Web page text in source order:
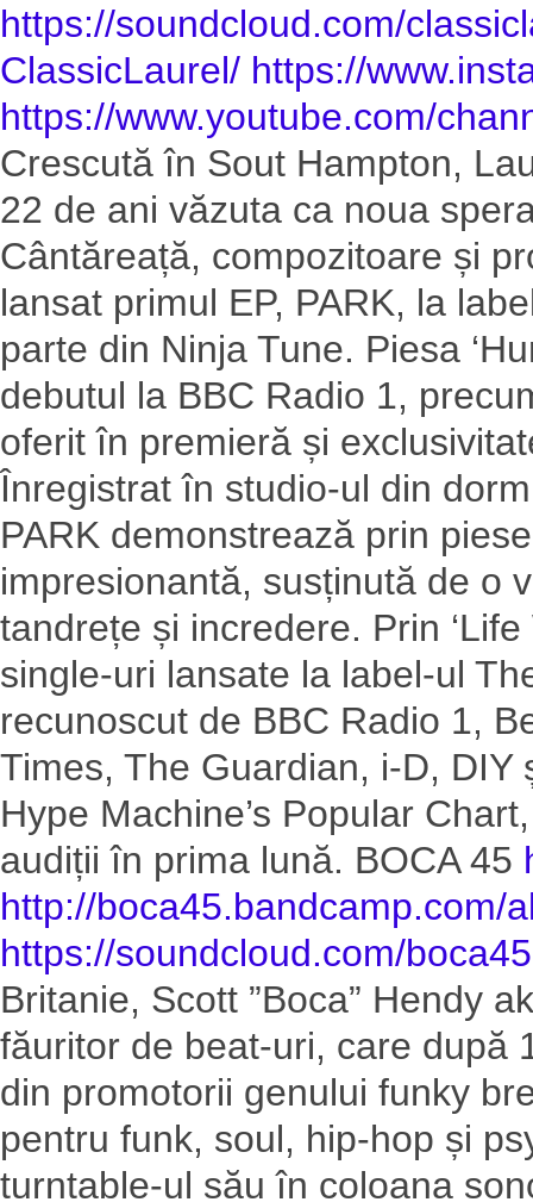
https://soundcloud.com/
ClassicLaurel/ https://
https://www.youtube.com/
Crescută în Sout Hampton,
22 de ani văzuta ca noua
Cântăreață, compozitoare și
lansat primul EP, PARK, la
parte din Ninja Tune. Piesa
debutul la BBC Radio 1,
oferit în premieră și
Înregistrat în studio-ul din
PARK demonstrează prin
impresionantă, susținută de o
tandrețe și incredere. Prin ‘Life
single-uri lansate la label-ul
recunoscut de BBC Radio 1,
Times, The Guardian, i-D,
Hype Machine’s Popular
audiții în prima lună. BOCA 45
http://boca45.bandcamp.com/
https://soundcloud.com/boca45
Britanie, Scott ”Boca” Hendy
făuritor de beat-uri, care după
din promotorii genului funky
pentru funk, soul, hip-hop și
turntable-ul său în coloana